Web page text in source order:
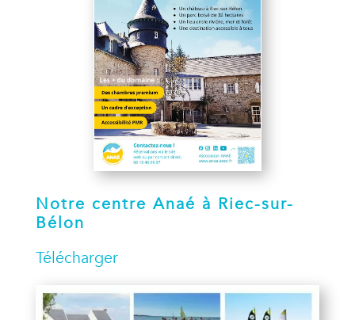
Notre centre Anaé à Riec-sur-
Bélon
Télécharger